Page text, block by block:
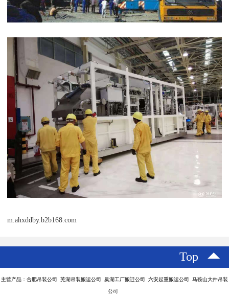
m.ahxddby.b2b168.com
Top
主营产品：合肥吊装公司 芜湖吊装搬运公司 巢湖工厂搬迁公司 六安起重搬运公司 马鞍山大件吊装
公司